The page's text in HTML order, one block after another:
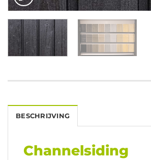
BESCHRIJVING
Channelsiding